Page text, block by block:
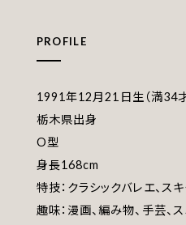
PROFILE
1991年12月21日生（満34才
栃木県出身
O型
身長168cm
特技：クラシックバレエ、スキ
趣味：漫画、編み物、手芸、